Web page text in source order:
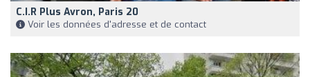
C.i.r Plus Avron, Paris 20
Voir les données d'adresse et de contact